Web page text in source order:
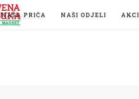
NAŠA PRIČA NAŠI ODJELI